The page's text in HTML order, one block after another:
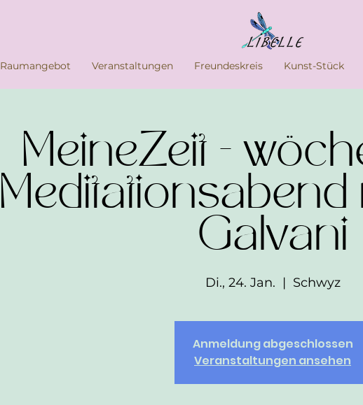
Raumangebot Veranstaltungen Freundeskreis Kunst-Stück
MeineZeit -
Galvani
Di., 24. Jan.
  |
Schwyz
Anmeldung abgeschlossen
Veranstaltungen ansehen